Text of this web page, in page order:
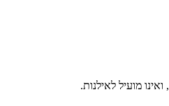
מועיל לאילנות.